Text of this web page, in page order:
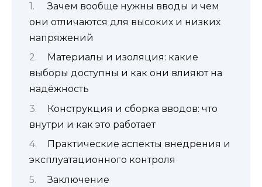
Зачем вообще нужны вводы и чем
они отличаются для высоких и низких
напряжений
Материалы и изоляция: какие
выборы доступны и как они влияют на
надёжность
Конструкция и сборка вводов: что
внутри и как это работает
Практические аспекты внедрения и
эксплуатационного контроля
Заключение